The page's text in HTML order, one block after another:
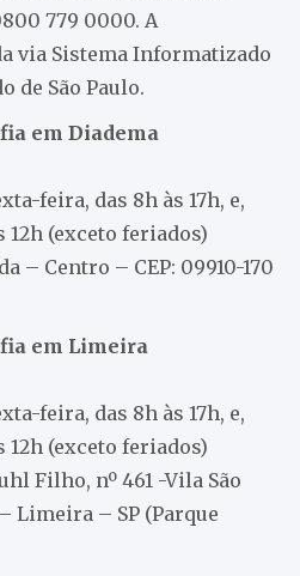
779 0000. A
via Sistema Informatizado
de São Paulo.
em Diadema
feira, das 8h às 17h, e,
12h (exceto feriados)
– Centro – CEP: 09910-170
em Limeira
feira, das 8h às 17h, e,
12h (exceto feriados)
Filho, nº 461 -Vila São
– Limeira – SP (Parque